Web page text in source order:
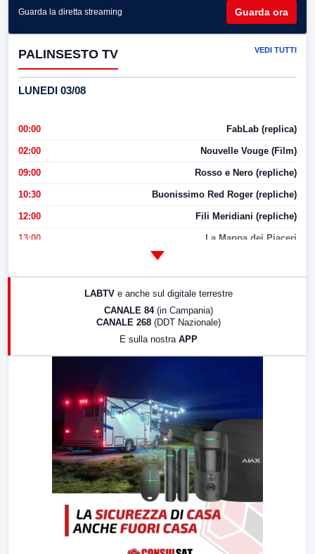
Guarda la diretta streaming Guarda ora
PALINSESTO TV VEDI TUTTI
LUNEDI 03/08
00:00 FabLab (replica)
02:00 Nouvelle Vouge (Film)
09:00 Rosso e Nero (repliche)
10:30 Buonissimo Red Roger (repliche)
12:00 Fili Meridiani (repliche)
13:00 La Mappa dei Piaceri
17:00 LabNews (replica)
LABTV e anche sul digitale terrestre
CANALE 84 (in Campania)
CANALE 268 (DDT Nazionale)
E sulla nostra APP